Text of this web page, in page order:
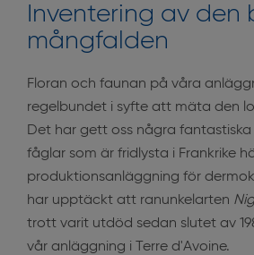
Inventering av den
mångfalden
Floran och faunan på våra
regelbundet i syfte att mäta den
Det har gett oss några
fåglar som är fridlysta i Frankrike
produktionsanläggning för
har upptäckt att ranunkelarten
trott varit utdöd sedan slutet av
vår anläggning i Terre d'Avoine.